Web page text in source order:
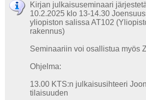
Kirjan julkaisuseminaari
10.2.2025 klo 13-14.30
yliopiston salissa AT102
rakennus)
Seminaariin voi osallistua myös
Ohjelma:
13.00 KTS:n julkaisusihteeri
tilaisuuden